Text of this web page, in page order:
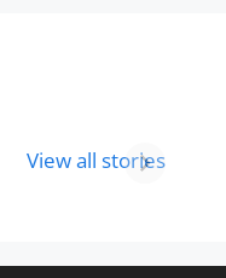
View all stories
Holi